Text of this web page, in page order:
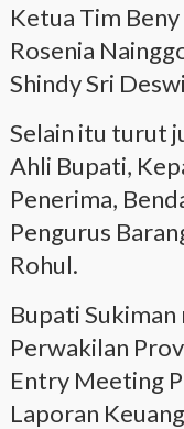
Ketua Tim
Rosenia
Shindy Sri
Selain itu turut
Ahli Bupati,
Penerima,
Pengurus
Rohul.
Bupati
Perwakilan
Entry Meeting
Laporan